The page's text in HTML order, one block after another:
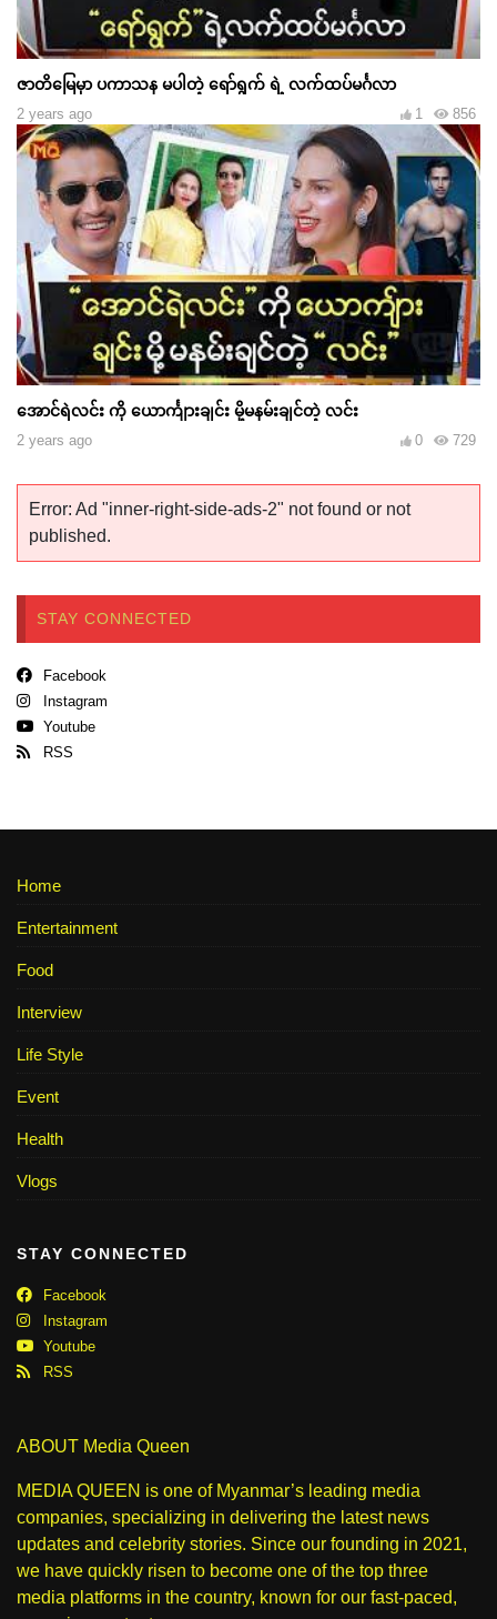
ဇာတိမြေမှာ ပကာသန မပါတဲ့ ရော်ရွက် ရဲ့ လက်ထပ်မင်္ဂလာ
2 years ago 856
1
အောင်ရဲလင်း ကို ယောင်္ကျားချင်း မို့မနမ်းချင်တဲ့ လင်း
2 years ago 729
0
Error: Ad "inner-right-side-ads-2" not found or not
published.
STAY CONNECTED
Facebook
Instagram
Youtube
RSS
Home
Entertainment
Food
Interview
Life Style
Event
Health
Vlogs
STAY CONNECTED
Facebook
Instagram
Youtube
RSS
ABOUT Media Queen
MEDIA QUEEN is one of Myanmar’s leading media
companies, specializing in delivering the latest news
updates and celebrity stories. Since our founding in 2021,
we have quickly risen to become one of the top three
media platforms in the country, known for our fast-paced,